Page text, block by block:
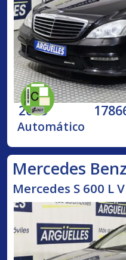
2008
Automático
Mercedes Benz
Mercedes S 600 L